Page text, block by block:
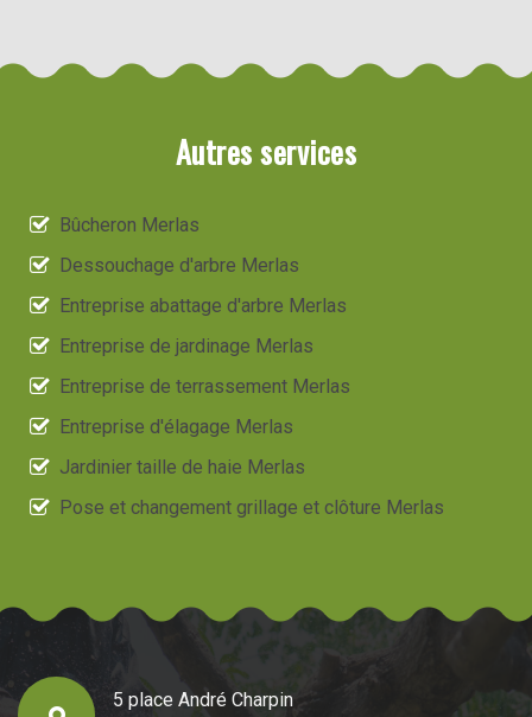
Autres services
Bûcheron Merlas
Dessouchage d'arbre Merlas
Entreprise abattage d'arbre Merlas
Entreprise de jardinage Merlas
Entreprise de terrassement Merlas
Entreprise d'élagage Merlas
Jardinier taille de haie Merlas
Pose et changement grillage et clôture Merlas
5 place André Charpin